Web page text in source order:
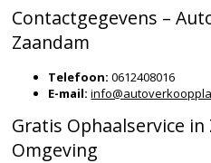
Contactgegevens –
Zaandam
Telefoon: 0612408016
E-mail:
Gratis Ophaalservice in
Omgeving